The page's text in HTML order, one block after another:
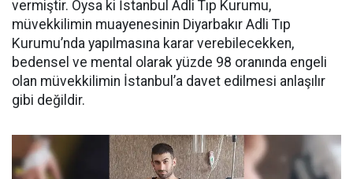
vermiştir. Oysa ki İstanbul Adli Tıp Kurumu,
müvekkilimin muayenesinin Diyarbakır Adli Tıp
Kurumu’nda yapılmasına karar verebilecekken,
bedensel ve mental olarak yüzde 98 oranında engeli
olan müvekkilimin İstanbul’a davet edilmesi anlaşılır
gibi değildir.